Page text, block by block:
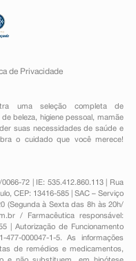
de Privacidade
uma seleção completa de
beleza, higiene pessoal ,mamãe
suas necessidades de saúde e
o cuidado que você merece!
72 | IE: 535.412.860.113 | Rua
CEP: 13416-585 | SAC – Serviço
(Segunda à Sexta das 8h às 20h/
/ Farmacêutica responsável:
| Autorização de Funcionamento
477-000047-1-5. As informações
de remédios e medicamentos,